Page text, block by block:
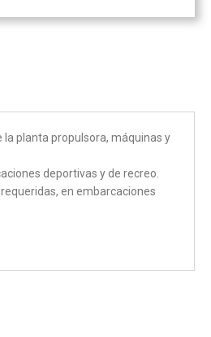
planta propulsora, máquinas y
deportivas y de recreo.
en embarcaciones